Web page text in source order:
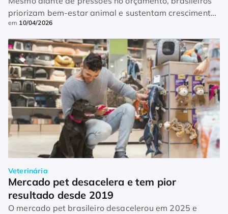
priorizam bem-estar animal e sustentam crescimento
do mercado pet
em 10/04/2026
Veterinária
Mercado pet desacelera e tem pior
resultado desde 2019
O mercado pet brasileiro desacelerou em 2025 e